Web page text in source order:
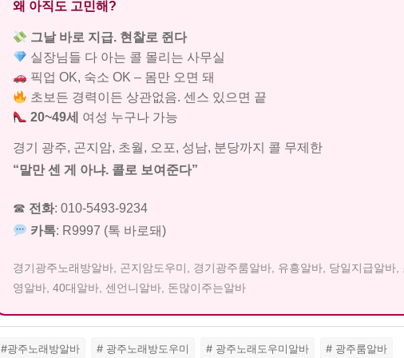
왜 아직도 고민해?
그날 바로 지급. 현찰로 쥔다
실장님들 다 아는 콜 몰리는 사무실
픽업 OK, 숙소 OK – 몸만 오면 돼
초보든 경력이든 상관없음. 센스 있으면 끝
20~49세
여성 누구나 가능
경기 광주, 곤지암, 초월, 오포, 성남, 분당까지 콜 무제한
“말만 센 게 아냐. 콜로 보여준다”
☎ 전화: 010-5493-9234
카톡: R9997 (톡 바로돼)
경기광주노래방알바, 곤지암도우미, 경기광주룸알바, 유흥알바, 당일지급알바,
영알바, 40대알바, 센언니알바, 돈많이주는알바
#광주노래방알바 # 광주노래방도우미 # 광주노래도우미알바 # 광주룸알바